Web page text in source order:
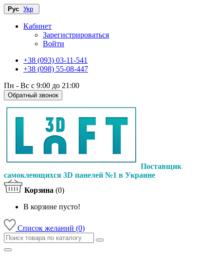
Рус Укр
Кабинет
Зарегистрироваться
Войти
+38 (093) 03-11-541
+38 (098) 55-08-447
Пн - Вс с 9:00 до 21:00
Обратный звонок
Поставщик
самоклеющихся 3D панелей №1 в Украине
Корзина (0)
В корзине пусто!
Список желаний (0)